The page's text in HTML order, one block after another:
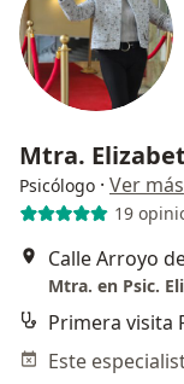
Mtra.
Psicólogo · Ver más
19
Mtra. en Psic.
Primera visita